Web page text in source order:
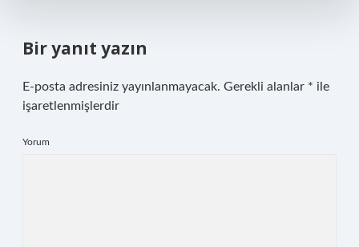
Bir yanıt yazın
E-posta adresiniz yayınlanmayacak. Gerekli alanlar * ile
işaretlenmişlerdir
Yorum